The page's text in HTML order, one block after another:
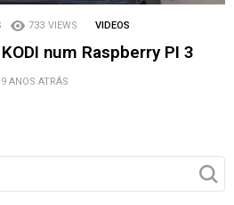
733 VIEWS VIDEOS
num Raspberry PI 3
9 ANOS ATRÁS